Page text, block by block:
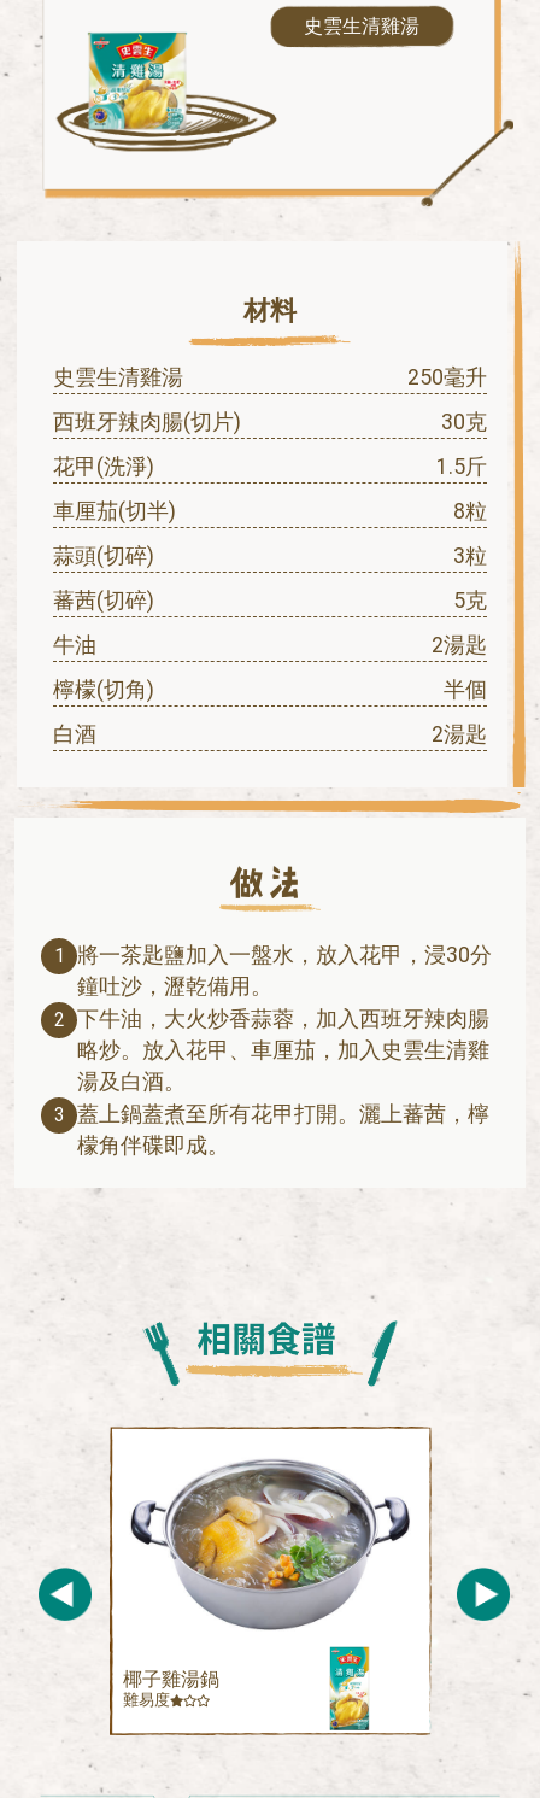
史雲生清雞湯
材料
史雲生清雞湯
250毫升
西班牙辣肉腸(切片)
30克
花甲(洗淨)
1.5斤
車厘茄(切半)
8粒
蒜頭(切碎)
3粒
蕃茜(切碎)
5克
牛油
2湯匙
檸檬(切角)
半個
白酒
2湯匙
1
將一茶匙鹽加入一盤水，放入花甲，浸30分
鐘吐沙，瀝乾備用。
2 下牛油，大火炒香蒜蓉，加入西班牙辣肉腸
略炒。放入花甲、車厘茄，加入史雲生清雞
湯及白酒。
3
蓋上鍋蓋煮至所有花甲打開。灑上蕃茜，檸
檬角伴碟即成。
椰子雞湯鍋
難易度